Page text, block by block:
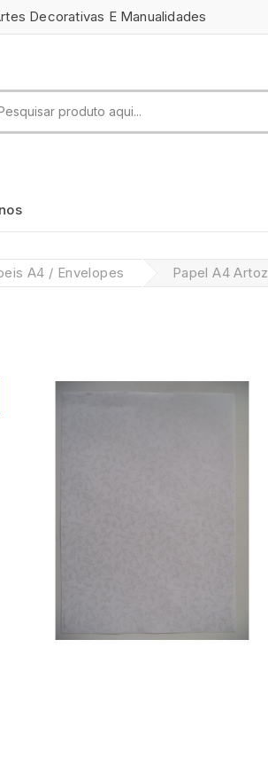
Decorativas E Manualidades
A4 / Envelopes Papel A4 Artoz